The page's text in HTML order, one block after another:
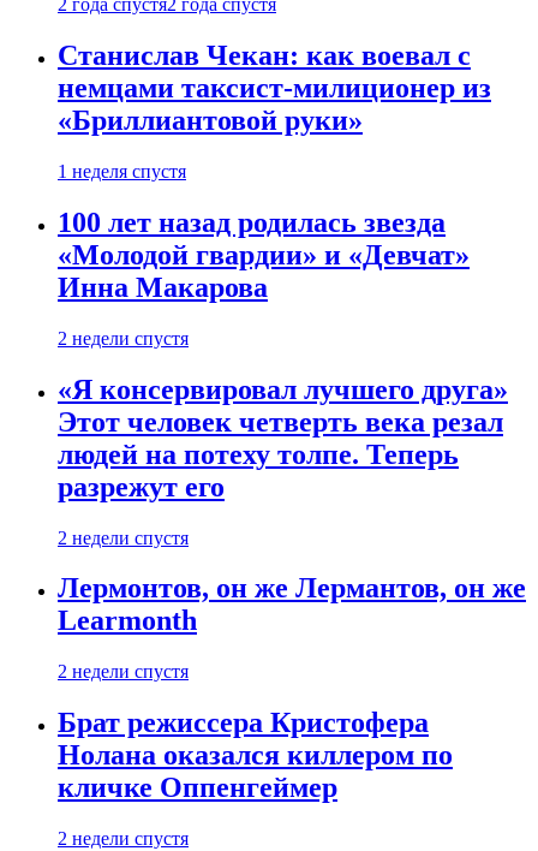
2 года спустя2 года спустя
Станислав Чекан: как воевал с
немцами таксист-милиционер из
«Бриллиантовой руки»
1 неделя спустя
100 лет назад родилась звезда
«Молодой гвардии» и «Девчат»
Инна Макарова
2 недели спустя
«Я консервировал лучшего друга»
Этот человек четверть века резал
людей на потеху толпе. Теперь
разрежут его
2 недели спустя
Лермонтов, он же Лермантов, он же
Learmonth
2 недели спустя
Брат режиссера Кристофера
Нолана оказался киллером по
кличке Оппенгеймер
2 недели спустя